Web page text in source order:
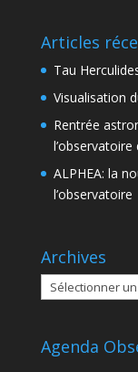
Articles
Tau
Visualisation
Rentrée
ALPHEA: la
l’observatoire
Archives
Archives
Agenda